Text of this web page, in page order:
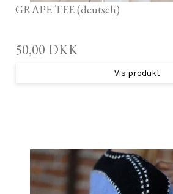
GRAPE TEE (deutsch)
50,00 DKK
Vis produkt